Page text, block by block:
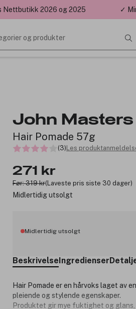
Nettbutikk 2026 og 2025 ✓
og produkter
John
Hair Pomade 57g
(3) Les
271 kr
Før: 319 kr(Laveste pris siste 30 dager)
Midlertidig utsolgt
Midlertidig utsolgt
Beskrivelse Ingredienser
Hair Pomade er en hårvoks laget av
pleiende og stylende egenskaper.
Produktet gir mye fuktighet og